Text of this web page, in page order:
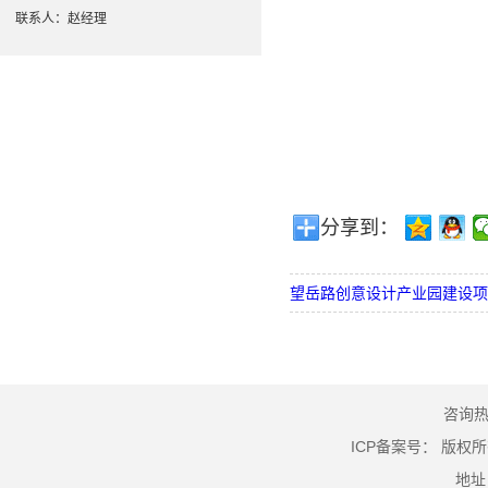
联系人：赵经理
分享到：
望岳路创意设计产业园建设
咨询
ICP备案号：
版权
地